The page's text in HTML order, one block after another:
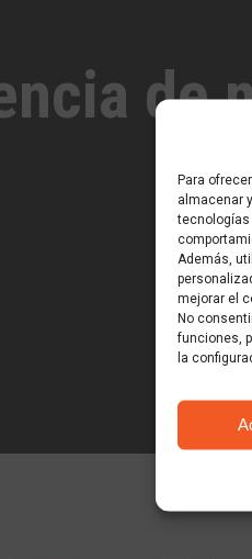
Para
almacenar
tecnologías
Además,
mejorar el
No
funciones,
la
de